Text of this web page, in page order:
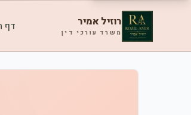
רוזיל אמיר
משרד עורכי דין דף